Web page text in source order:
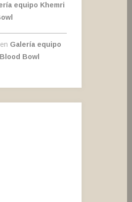
equipo Khemri
Galería equipo
Bowl